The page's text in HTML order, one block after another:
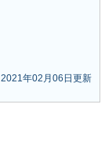
2021年02月06日更新